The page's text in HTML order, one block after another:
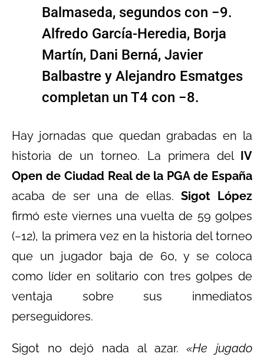
Balmaseda, segundos con −9.
Alfredo García-Heredia, Borja
Martín, Dani Berná, Javier
Balbastre y Alejandro Esmatges
completan un T4 con −8.
Hay jornadas que quedan grabadas en la
historia de un torneo. La primera del IV
Open de Ciudad Real de la PGA de España
acaba de ser una de ellas. Sigot López
firmó este viernes una vuelta de 59 golpes
(−12), la primera vez en la historia del torneo
que un jugador baja de 60, y se coloca
como líder en solitario con tres golpes de
ventaja sobre sus inmediatos
perseguidores.
Sigot no dejó nada al azar.«He jugado